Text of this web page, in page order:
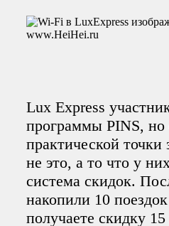
Lux Express
программы PINS, но
практической точки
не это, а то что у
система скидок.
накопили 10
получаете скидку